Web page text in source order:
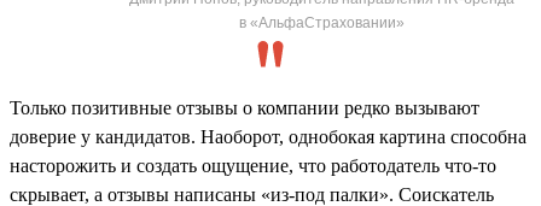
в «АльфаСтраховании»
Только позитивные отзывы о компании редко вызывают
доверие у кандидатов. Наоборот, однобокая картина способна
насторожить и создать ощущение, что работодатель что-то
скрывает, а отзывы написаны «из-под палки». Соискатель